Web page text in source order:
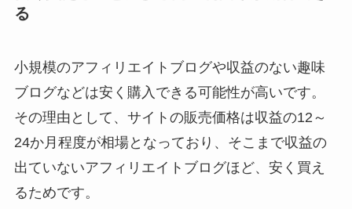
る
小規模のアフィリエイトブログや収益のない趣味
ブログなどは安く購入できる可能性が高いです。
その理由として、サイトの販売価格は収益の12～
24か月程度が相場となっており、そこまで収益の
出ていないアフィリエイトブログほど、安く買え
るためです。